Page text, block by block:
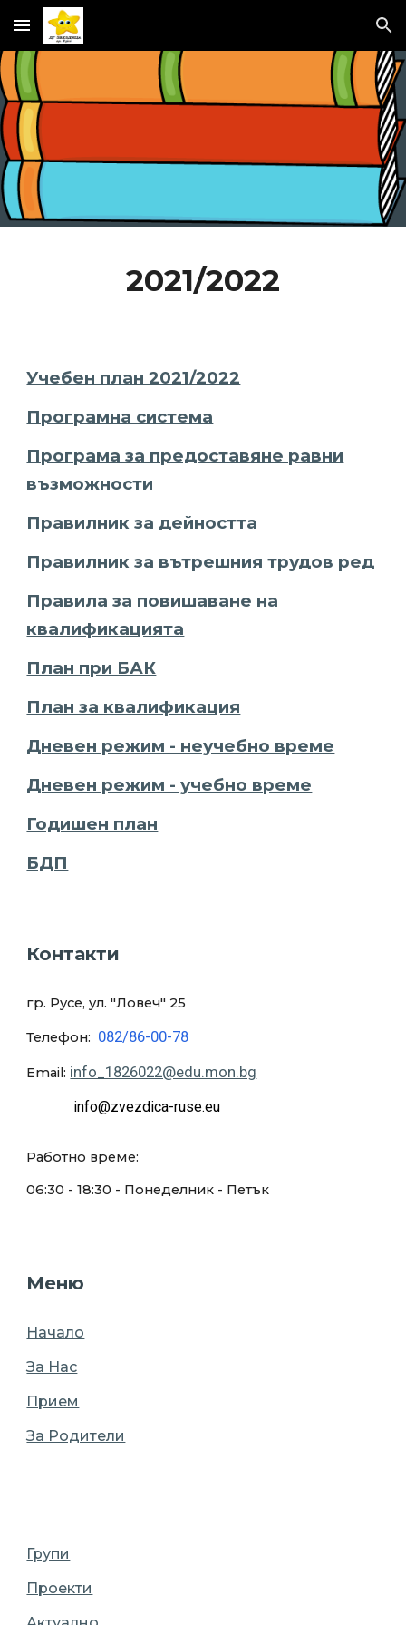
Skip to main content Skip to navigation
2021/2022
Учебен план 2021/2022
Програмна система
Програма за предоставяне равни
възможности
Правилник за дейността
Правилник за вътрешния трудов ред
Правила за повишаване на
квалификацията
План при БАК
План за квалификация
Дневен режим - неучебно време
Дневен режим - учебно време
Годишен план
БДП
Контакти
гр. Русе, ул. "Ловеч" 25
Телефон: 082/86-00-78
Email: info_1826022@edu.mon.bg
info@zvezdica-ruse.eu
Работно време:
06:30 - 18:30 - Понеделник - Петък
Меню
Начало
За Нас
Прием
За Родители
Групи
Проекти